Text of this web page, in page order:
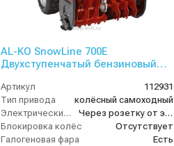
AL-KO SnowLine 700E
Двухступенчатый бензиновый
Артикул
112931
Тип привода
колёсный самоходный
Электрический стартер
Через розетку от электросети
Блокировка колёс
Отсутствует
Галогеновая фара
Есть